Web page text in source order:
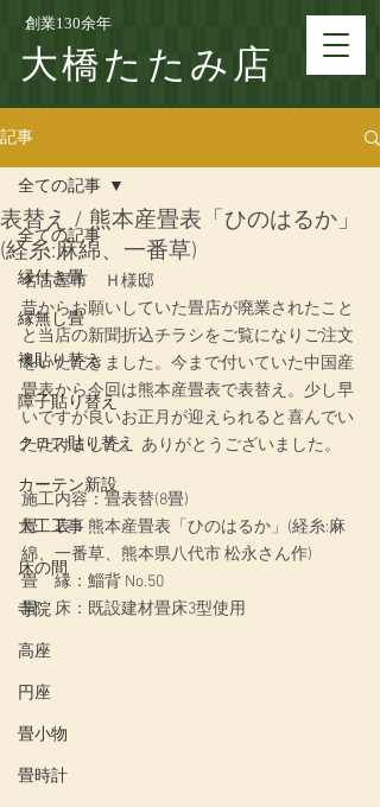
創業130余年
大橋たたみ店
記事
全ての記事
縁付き畳
縁無し畳
襖貼り替え
障子貼り替え
クロス貼り替え
カーテン新設
大工工事
床の間
寺院
高座
円座
畳小物
畳時計
全ての記事
表替え / 熊本産畳表「ひのはるか」
(経糸:麻綿、一番草)
名古屋市　Ｈ様邸
昔からお願いしていた畳店が廃業されたこと
と当店の新聞折込チラシをご覧になりご注文
をいただきました。今まで付いていた中国産
畳表から今回は熊本産畳表で表替え。少し早
いですが良いお正月が迎えられると喜んでい
ただけました。 ありがとうございました。
施工内容：畳表替(8畳)
畳　表：熊本産畳表「ひのはるか」(経糸:麻
綿、一番草、熊本県八代市 松永さん作)
畳　縁：鯔背 No.50
畳　床：既設建材畳床3型使用